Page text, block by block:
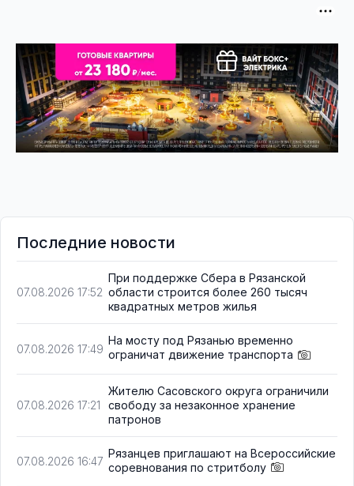
Последние новости
07.08.2026 17:52
При поддержке Сбера в Рязанской
области строится более 260 тысяч
квадратных метров жилья
07.08.2026 17:49
На мосту под Рязанью временно
ограничат движение транспорта
07.08.2026 17:21
Жителю Сасовского округа ограничили
свободу за незаконное хранение
патронов
07.08.2026 16:47
Рязанцев приглашают на Всероссийские
соревнования по стритболу